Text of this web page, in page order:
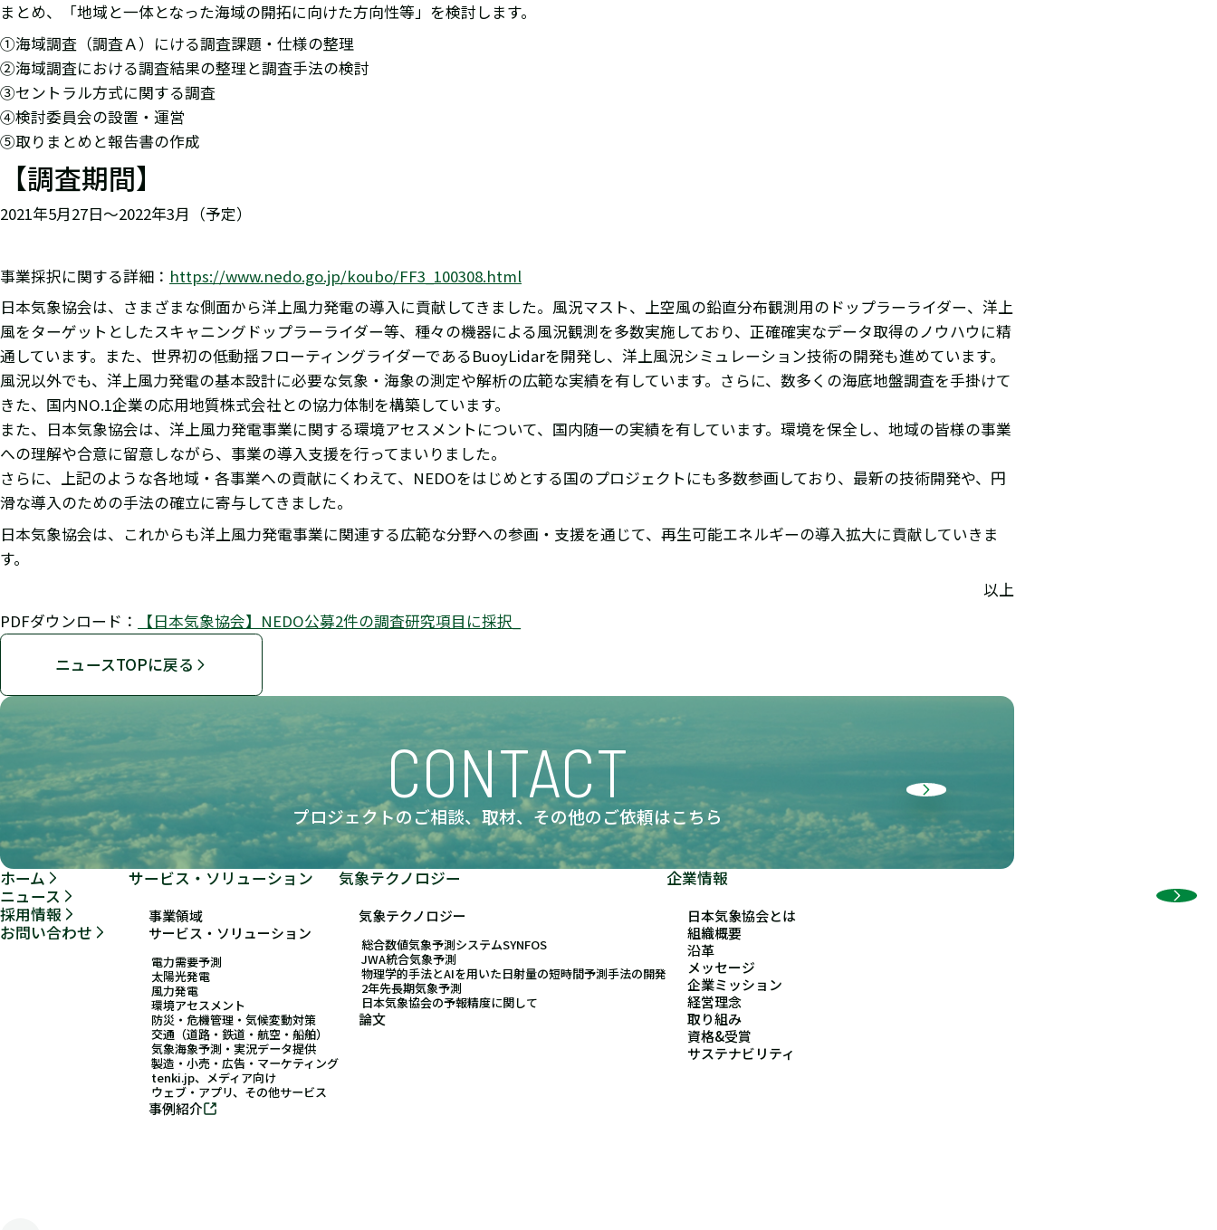
まとめ、「地域と一体となった海域の開拓に向けた方向性等」を検討します。
①海域調査（調査Ａ）にける調査課題・仕様の整理
②海域調査における調査結果の整理と調査手法の検討
③セントラル方式に関する調査
④検討委員会の設置・運営
⑤取りまとめと報告書の作成
【調査期間】
2021年5月27日～2022年3月（予定）
事業採択に関する詳細： https://www.nedo.go.jp/koubo/FF3_100308.html
日本気象協会は、さまざまな側面から洋上風力発電の導入に貢献してきました。風況マスト、上空風の鉛直分布観測用のドップラーライダー、洋上
風をターゲットとしたスキャニングドップラーライダー等、種々の機器による風況観測を多数実施しており、正確確実なデータ取得のノウハウに精
通しています。また、世界初の低動揺フローティングライダーであるBuoyLidarを開発し、洋上風況シミュレーション技術の開発も進めています。
風況以外でも、洋上風力発電の基本設計に必要な気象・海象の測定や解析の広範な実績を有しています。さらに、数多くの海底地盤調査を手掛けて
きた、国内NO.1企業の応用地質株式会社との協力体制を構築しています。
また、日本気象協会は、洋上風力発電事業に関する環境アセスメントについて、国内随一の実績を有しています。環境を保全し、地域の皆様の事業
への理解や合意に留意しながら、事業の導入支援を行ってまいりました。
さらに、上記のような各地域・各事業への貢献にくわえて、NEDOをはじめとする国のプロジェクトにも多数参画しており、最新の技術開発や、円
滑な導入のための手法の確立に寄与してきました。
日本気象協会は、これからも洋上風力発電事業に関連する広範な分野への参画・支援を通じて、再生可能エネルギーの導入拡大に貢献していきま
す。
以上
PDFダウンロード：
【日本気象協会】NEDO公募2件の調査研究項目に採択_
ニュースTOPに戻る
CONTACT
プロジェクトのご相談、取材、その他のご依頼はこちら
ホーム
ニュース
採用情報
お問い合わせ
サービス・ソリューション
事業領域
サービス・ソリューション
電力需要予測
太陽光発電
風力発電
環境アセスメント
防災・危機管理・気候変動対策
交通（道路・鉄道・航空・船舶）
気象海象予測・実況データ提供
製造・小売・広告・マーケティング
tenki.jp、メディア向け
ウェブ・アプリ、その他サービス
事例紹介
気象テクノロジー
気象テクノロジー
総合数値気象予測システムSYNFOS
JWA統合気象予測
物理学的手法とAIを用いた日射量の短時間予測手法の開発
2年先長期気象予測
日本気象協会の予報精度に関して
論文
企業情報
日本気象協会とは
組織概要
沿革
メッセージ
企業ミッション
経営理念
取り組み
資格&受賞
サステナビリティ